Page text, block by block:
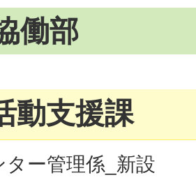
働部
動支援課
ター管理係_新設